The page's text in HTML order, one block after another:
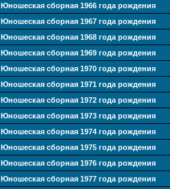
Юношеская сборная 1966 года рождения
Юношеская сборная 1967 года рождения
Юношеская сборная 1968 года рождения
Юношеская сборная 1969 года рождения
Юношеская сборная 1970 года рождения
Юношеская сборная 1971 года рождения
Юношеская сборная 1972 года рождения
Юношеская сборная 1973 года рождения
Юношеская сборная 1974 года рождения
Юношеская сборная 1975 года рождения
Юношеская сборная 1976 года рождения
Юношеская сборная 1977 года рождения